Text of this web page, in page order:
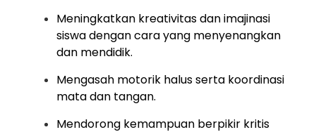
Meningkatkan kreativitas dan imajinasi
siswa dengan cara yang menyenangkan
dan mendidik.
Mengasah motorik halus serta koordinasi
mata dan tangan.
Mendorong kemampuan berpikir kritis